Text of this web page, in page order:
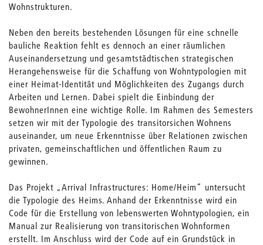
Wohnstrukturen.
Neben den bereits bestehenden Lösungen für eine schnelle
bauliche Reaktion fehlt es dennoch an einer räumlichen
Auseinandersetzung und gesamtstädtischen strategischen
Herangehensweise für die Schaffung von Wohntypologien mit
einer Heimat-Identität und Möglichkeiten des Zugangs durch
Arbeiten und Lernen. Dabei spielt die Einbindung der
BewohnerInnen eine wichtige Rolle. Im Rahmen des Semesters
setzen wir mit der Typologie des transitorsichen Wohnens
auseinander, um neue Erkenntnisse über Relationen zwischen
privaten, gemeinschaftlichen und öffentlichen Raum zu
gewinnen.
Das Projekt „Arrival Infrastructures: Home/Heim“ untersucht
die Typologie des Heims. Anhand der Erkenntnisse wird ein
Code für die Erstellung von lebenswerten Wohntypologien, ein
Manual zur Realisierung von transitorischen Wohnformen
erstellt. Im Anschluss wird der Code auf ein Grundstück in